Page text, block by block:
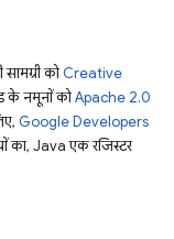
कोCreative
के नमूनों कोApache 2.0
Google Developers
Java एक रजिस्टर